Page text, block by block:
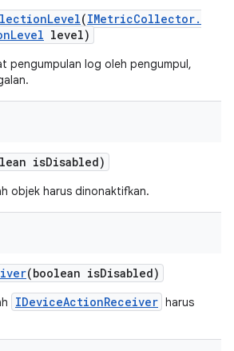
Level(IMetricCollector.
Level level)
pengumpulan log oleh pengumpul,
isDisabled)
objek harus dinonaktifkan.
(boolean isDisabled)
IDeviceActionReceiver harus